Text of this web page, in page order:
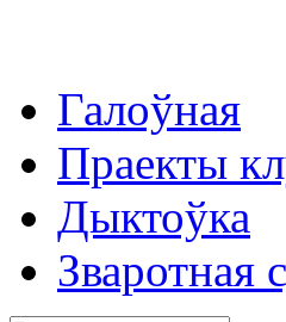
Галоўная
Праекты
Дыктоўка
Зваротная